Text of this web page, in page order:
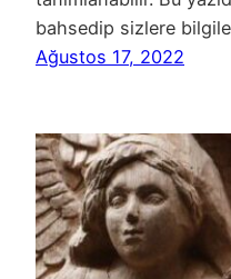
bahsedip sizlere
Ağustos 17, 2022